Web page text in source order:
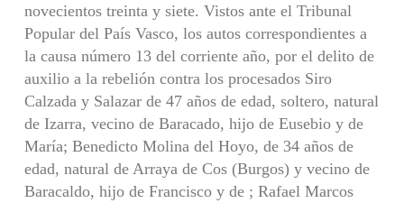
novecientos treinta y siete. Vistos ante el Tribunal
Popular del País Vasco, los autos correspondientes a
la causa número 13 del corriente año, por el delito de
auxilio a la rebelión contra los procesados Siro
Calzada y Salazar de 47 años de edad, soltero, natural
de Izarra, vecino de Baracado, hijo de Eusebio y de
María; Benedicto Molina del Hoyo, de 34 años de
edad, natural de Arraya de Cos (Burgos) y vecino de
Baracaldo, hijo de Francisco y de ; Rafael Marcos